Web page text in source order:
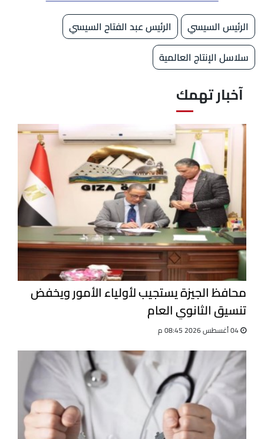
الرئيس السيسي
الرئيس عبد الفتاح السيسي
سلاسل الإنتاج العالمية
آخبار تهمك
محافظ الجيزة يستجيب لأولياء الأمور ويخفض
تنسيق الثانوي العام